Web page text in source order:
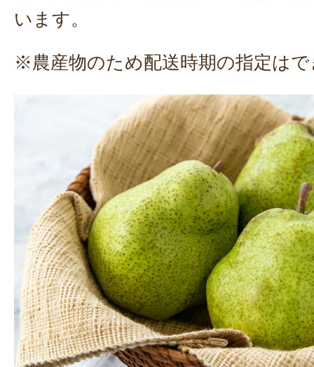
います。
※農産物のため配送時期の指定は